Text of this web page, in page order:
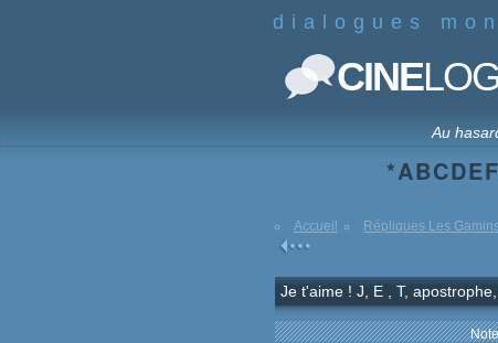
dialogues
CINE
Au
*ABCDEF
Accueil Répliques Les
Je t'aime ! J, E , T,